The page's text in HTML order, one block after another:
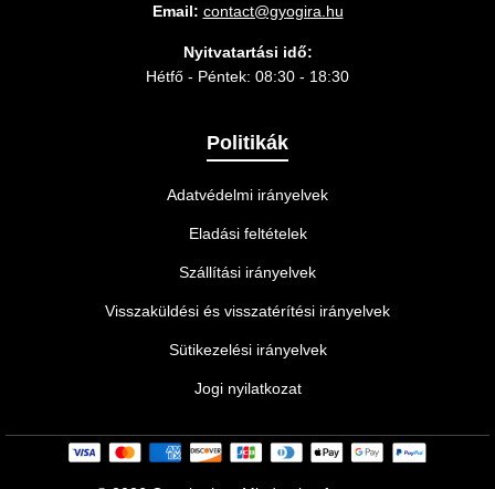
Email: contact@gyogira.hu
Nyitvatartási idő:
Hétfő - Péntek: 08:30 - 18:30
Politikák
Adatvédelmi irányelvek
Eladási feltételek
Szállítási irányelvek
Visszaküldési és visszatérítési irányelvek
Sütikezelési irányelvek
Jogi nyilatkozat